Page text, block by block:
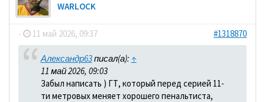
WARLOCK
- 11 май 2026, 09:37 #1318870
Александр63писал(а): ↑
11 май 2026, 09:03
Забыл написать ) ГТ, который перед серией 11-
ти метровых меняет хорошего пенальтиста,